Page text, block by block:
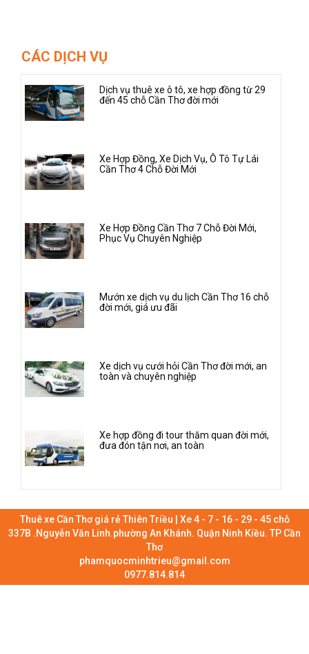
CÁC DỊCH VỤ
Dịch vụ thuê xe ô tô, xe hợp đồng từ 29
đến 45 chỗ Cần Thơ đời mới
Xe Hợp Đồng, Xe Dịch Vụ, Ô Tô Tự Lái
Cần Thơ 4 Chỗ Đời Mới
Xe Hợp Đồng Cần Thơ 7 Chỗ Đời Mới,
Phục Vụ Chuyên Nghiệp
Mướn xe dịch vụ du lịch Cần Thơ 16 chỗ
đời mới, giá ưu đãi
Xe dịch vụ cưới hỏi Cần Thơ đời mới, an
toàn và chuyên nghiệp
Xe hợp đồng đi tour thăm quan đời mới,
đưa đón tận nơi, an toàn
Thuê xe Cần Thơ giá rẻ Thiên Triều | Xe 4 - 7 - 16 - 29 - 45 chỗ
337B .Nguyễn Văn Linh.phường An Khánh. Quận Ninh Kiều. TP Cần
Thơ
phamquocminhtrieu@gmail.com
0977.814.814